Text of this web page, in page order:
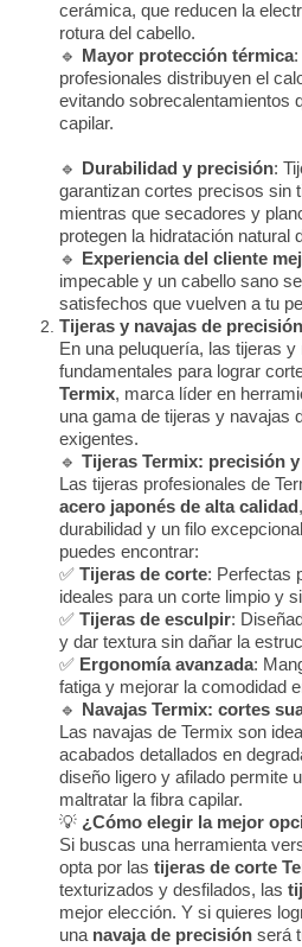
cerámica, que reducen la
rotura del cabello.
🔹
Mayor protección térmica:
profesionales distribuyen el
evitando sobrecalentamientos
capilar.
🔹 Durabilidad y precisión:
garantizan cortes precisos sin
mientras que secadores y
protegen la hidratación natural
🔹
Experiencia del cliente
impecable y un cabello sano
satisfechos que vuelven a tu
Tijeras y navajas de precisión
En una peluquería, las tijeras
fundamentales para lograr
Termix, marca líder en
una gama de tijeras y navajas
exigentes.
🔹 Tijeras Termix: precisión
Las tijeras profesionales de
acero japonés de alta calidad
durabilidad y un filo
puedes encontrar:
✅ Tijeras de corte: Perfectas
ideales para un corte limpio y
✅ Tijeras de esculpir:
y dar textura sin dañar la
✅ Ergonomía avanzada:
fatiga y mejorar la comodidad
🔹
Navajas Termix: cortes
Las navajas de Termix son
acabados detallados en
diseño ligero y afilado permite
maltratar la fibra capilar.
💡 ¿Cómo elegir la mejor
Si buscas una herramienta
opta por las tijeras de corte
texturizados y desfilados, las
mejor elección. Y si quieres
una navaja de precisión será